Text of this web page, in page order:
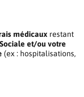
médicaux restant
et/ou votre
(ex : hospitalisations,